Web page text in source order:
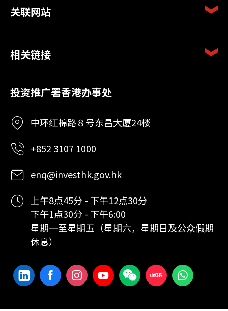
关联网站
相关链接
投资推广署香港办事处
中环红棉路８号东昌大厦24楼
+852 3107 1000
enq@investhk.gov.hk
上午8点45分 - 下午12点30分
下午1点30分 - 下午6:00
星期一至星期五（星期六，星期日及公众假期
休息）